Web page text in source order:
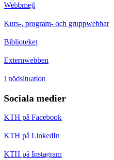
Webbmejl
Kurs-, program- och gruppwebbar
Biblioteket
Externwebben
I nödsituation
Sociala medier
KTH på Facebook
KTH på LinkedIn
KTH på Instagram